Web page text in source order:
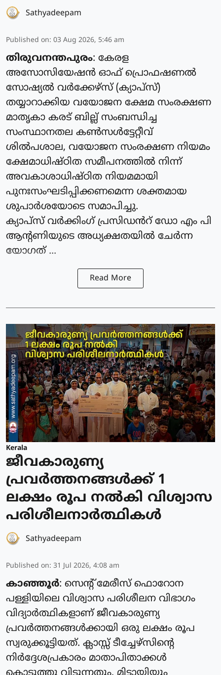
Sathyadeepam
Published on: 03 Aug 2026, 5:46 am
തിരുവനന്തപുരം: കേരള
അസോസിയേഷൻ ഓഫ് പ്രൊഫഷണൽ
സോഷ്യൽ വർക്കേഴ്സ് (ക്യാപ്‌സ്)
തയ്യാറാക്കിയ വയോജന ക്ഷേമ സംരക്ഷണ
മാതൃകാ കരട് ബില്ല് സംബന്ധിച്ച
സംസ്ഥാനതല കൺസൾട്ടേറ്റീവ്
ശിൽപശാല, വയോജന സംരക്ഷണ നിയമം
ക്ഷേമാധിഷ്ഠിത സമീപനത്തിൽ നിന്ന്
അവകാശാധിഷ്ഠിത നിയമമായി
പുനഃസംഘടിപ്പിക്കണമെന്ന ശക്തമായ
ശുപാർശയോടെ സമാപിച്ചു.
ക്യാപ്‌സ് വർക്കിംഗ്‌ പ്രസിഡൻറ് ഡോ എം പി
ആന്റണിയുടെ അധ്യക്ഷതയിൽ ചേർന്ന
യോഗത് ...
Read More
Kerala
ജീവകാരുണ്യ
പ്രവർത്തനങ്ങൾക്ക് 1
ലക്ഷം രൂപ നൽകി വിശ്വാസ
പരിശീലനാർത്ഥികൾ
Sathyadeepam
Published on: 31 Jul 2026, 4:08 am
കാഞ്ഞൂർ: സെന്റ് മേരീസ് ഫൊറോന
പള്ളിയിലെ വിശ്വാസ പരിശീലന വിഭാഗം
വിദ്യാർത്ഥികളാണ് ജീവകാരുണ്യ
പ്രവർത്തനങ്ങൾക്കായി ഒരു ലക്ഷം രൂപ
സ്വരുക്കൂട്ടിയത്. ക്ലാസ്സ്‌ ടീച്ചേഴ്സിന്റെ
നിർദ്ദേശപ്രകാരം മാതാപിതാക്കൾ